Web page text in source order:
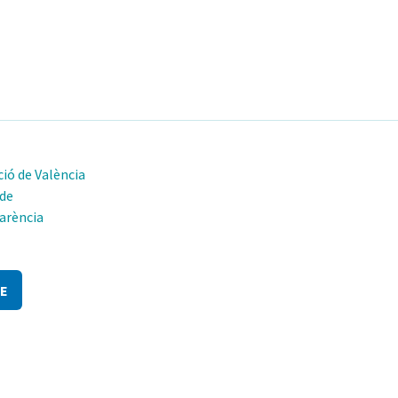
de València